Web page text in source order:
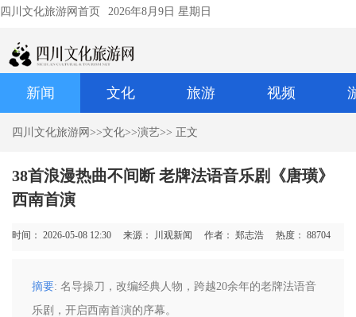
四川文化旅游网首页 2026年8月9日 星期日
新闻 文化 旅游 视频
四川文化旅游网 >>文化>>演艺>> 正文
38首浪漫热曲不间断 老牌法语音乐剧《唐璜》
西南首演
时间： 2026-05-08 12:30 来源： 川观新闻 作者： 郑志浩 热度： 88704
摘要: 名导操刀，改编经典人物，跨越20余年的老牌法语音
乐剧，开启西南首演的序幕。